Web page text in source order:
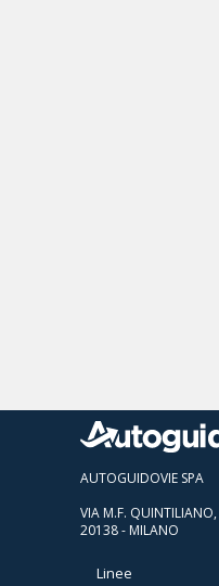
AUTOGUIDOVIE SPA
VIA M.F.
20138 - MILANO
Linee